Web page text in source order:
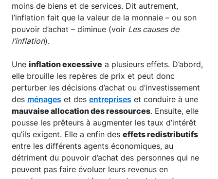
moins de biens et de services. Dit autrement,
l’inflation fait que la valeur de la monnaie – ou son
pouvoir d’achat – diminue (voir Les causes de
l’inflation).
Une inflation excessive a plusieurs effets. D’abord,
elle brouille les repères de prix et peut donc
perturber les décisions d’achat ou d’investissement
des ménages et des entreprises et conduire à une
mauvaise allocation des ressources. Ensuite, elle
pousse les prêteurs à augmenter les taux d’intérêt
qu’ils exigent. Elle a enfin des effets redistributifs
entre les différents agents économiques, au
détriment du pouvoir d’achat des personnes qui ne
peuvent pas faire évoluer leurs revenus en